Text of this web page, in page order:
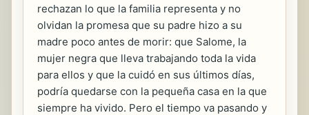
rechazan lo que la familia representa y no
olvidan la promesa que su padre hizo a su
madre poco antes de morir: que Salome, la
mujer negra que lleva trabajando toda la vida
para ellos y que la cuidó en sus últimos días,
podría quedarse con la pequeña casa en la que
siempre ha vivido. Pero el tiempo va pasando y